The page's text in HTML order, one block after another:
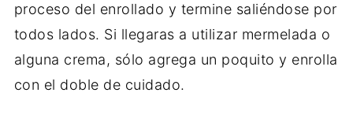
proceso del enrollado y termine saliéndose por
todos lados. Si llegaras a utilizar mermelada o
alguna crema, sólo agrega un poquito y enrolla
con el doble de cuidado.